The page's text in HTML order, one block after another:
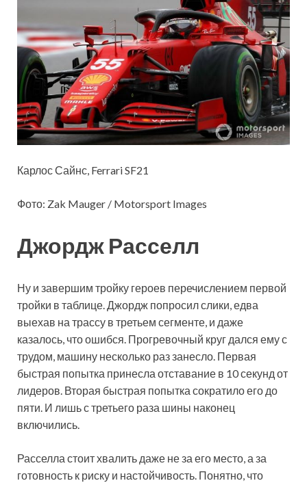
Карлос Сайнс, Ferrari SF21
Фото: Zak Mauger / Motorsport Images
Джордж Расселл
Ну и завершим тройку героев перечислением первой
тройки в таблице. Джордж попросил слики, едва
выехав на трассу в третьем сегменте, и даже
казалось, что ошибся. Прогревочный круг дался ему с
трудом, машину несколько раз занесло. Первая
быстрая попытка принесла отставание в 10 секунд от
лидеров. Вторая быстрая попытка сократило его до
пяти. И лишь с третьего раза шины наконец
включились.
Расселла стоит хвалить даже не за его место, а за
готовность к риску и настойчивость. Понятно, что